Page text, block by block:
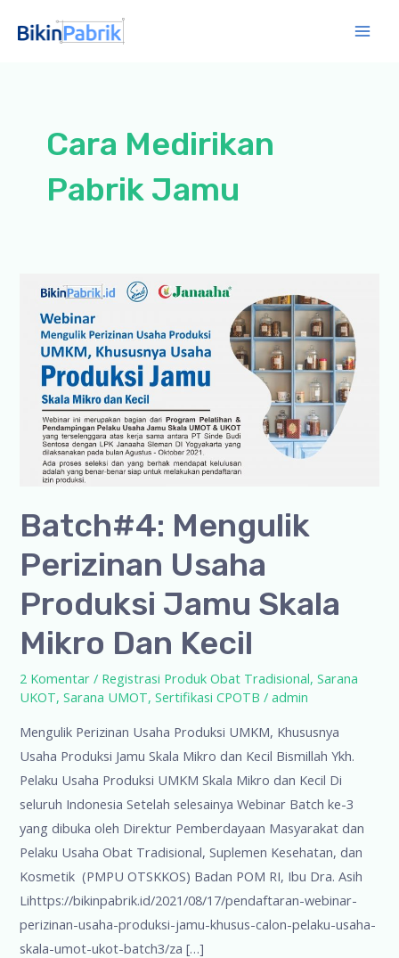
Cara Medirikan
Pabrik Jamu
Batch#4: Mengulik
Perizinan Usaha
Produksi Jamu Skala
Mikro Dan Kecil
2 Komentar / Registrasi Produk Obat Tradisional,Sarana
UKOT,Sarana UMOT,Sertifikasi CPOTB /admin
Mengulik Perizinan Usaha Produksi UMKM, Khususnya
Usaha Produksi Jamu Skala Mikro dan Kecil Bismillah Ykh.
Pelaku Usaha Produksi UMKM Skala Mikro dan Kecil Di
seluruh Indonesia Setelah selesainya Webinar Batch ke-3
yang dibuka oleh Direktur Pemberdayaan Masyarakat dan
Pelaku Usaha Obat Tradisional, Suplemen Kesehatan, dan
Kosmetik (PMPU OTSKKOS) Badan POM RI, Ibu Dra. Asih
Lihttps://bikinpabrik.id/2021/08/17/pendaftaran-webinar-
perizinan-usaha-produksi-jamu-khusus-calon-pelaku-usaha-
skala-umot-ukot-batch3/za […]